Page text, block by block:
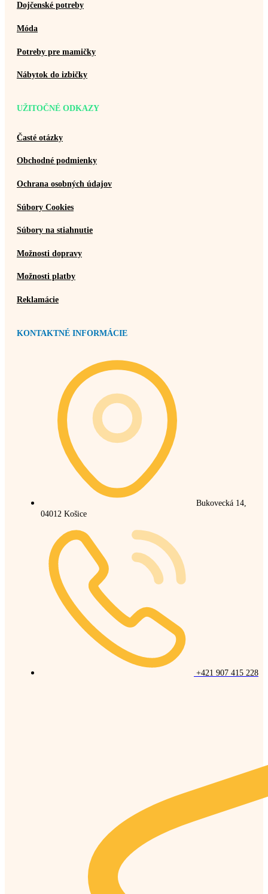
Dojčenské potreby
Móda
Potreby pre mamičky
Nábytok do izbičky
UŽITOČNÉ ODKAZY
Časté otázky
Obchodné podmienky
Ochrana osobných údajov
Súbory Cookies
Súbory na stiahnutie
Možnosti dopravy
Možnosti platby
Reklamácie
KONTAKTNÉ INFORMÁCIE
Bukovecká 14,
04012 Košice
+421 907 415 228